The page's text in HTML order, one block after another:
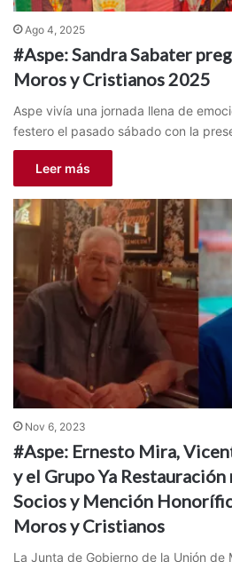
Ago 4, 2025
#Aspe: Sandra Sabater
Moros y Cristianos 2025
Aspe vivía una jornada llena de
festero el pasado sábado con la
Leer más
Nov 6, 2023
#Aspe: Ernesto Mira,
y el Grupo Ya
Socios y Mención
Moros y Cristianos
La Junta de Gobierno de la Unión de